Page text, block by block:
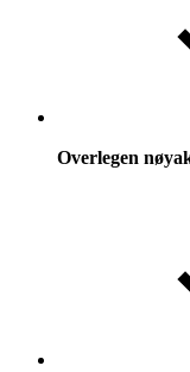
Overlegen